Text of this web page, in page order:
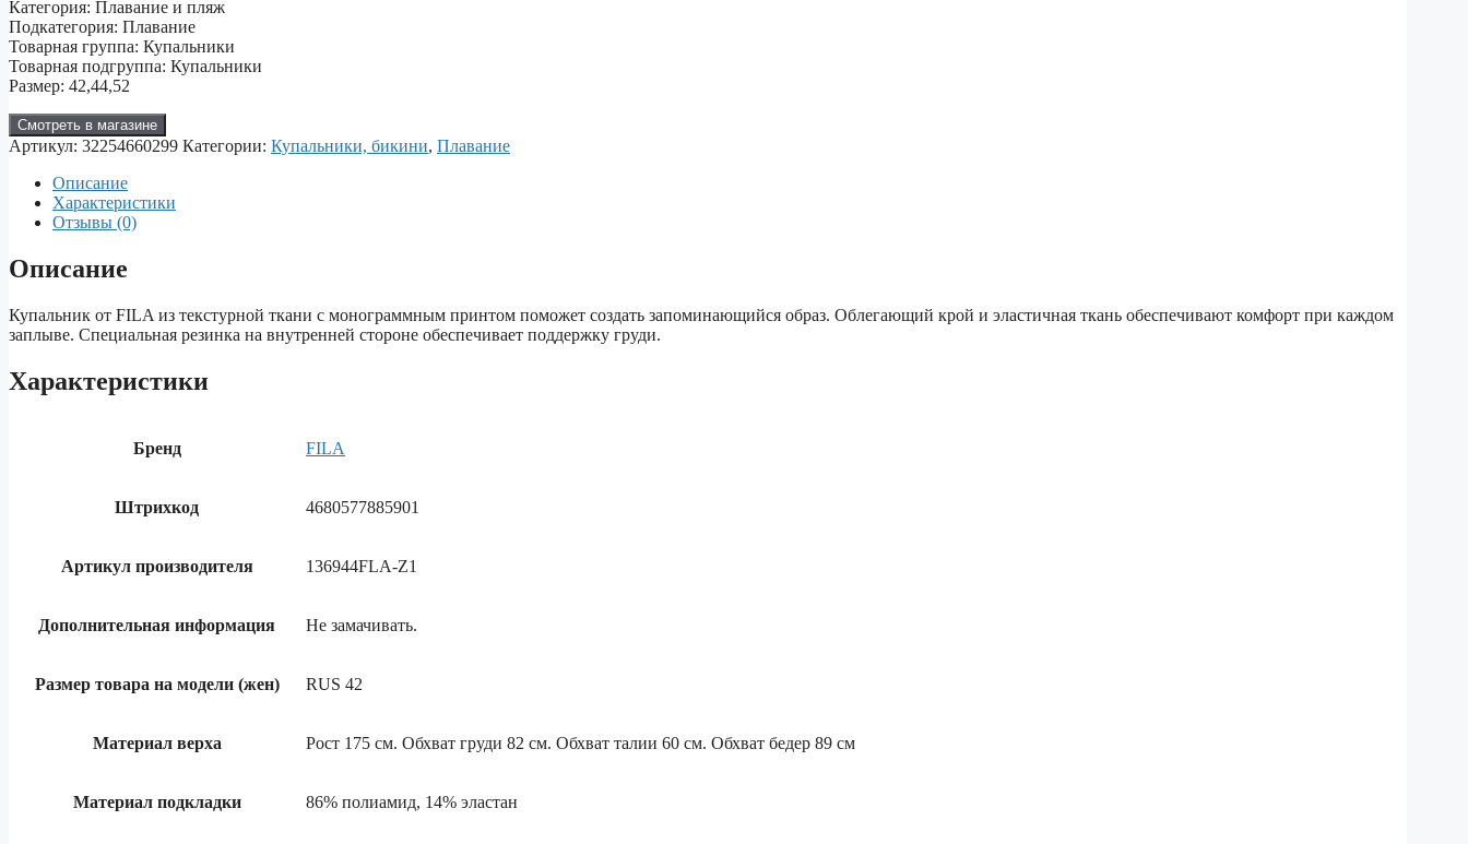
Категория: Плавание и пляж
Подкатегория: Плавание
Товарная группа: Купальники
Товарная подгруппа: Купальники
Размер: 42,44,52
Смотреть в магазине
Артикул: 32254660299 Категории: Купальники, бикини, Плавание
Описание
Характеристики
Отзывы (0)
Описание
Купальник от FILA из текстурной ткани с монограммным принтом поможет создать запоминающийся образ. Облегающий крой и эластичная ткань обеспечивают комфорт при каждом
заплыве. Специальная резинка на внутренней стороне обеспечивает поддержку груди.
Характеристики
Бренд FILA
Штрихкод 4680577885901
Артикул производителя 136944FLA-Z1
Дополнительная информация Не замачивать.
Размер товара на модели (жен) RUS 42
Материал верха Рост 175 см. Обхват груди 82 см. Обхват талии 60 см. Обхват бедер 89 см
Материал подкладки 86% полиамид, 14% эластан